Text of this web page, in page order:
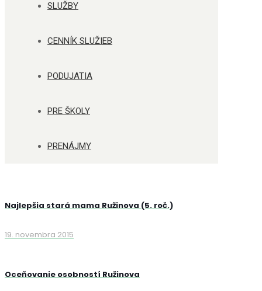
SLUŽBY
CENNÍK SLUŽIEB
PODUJATIA
PRE ŠKOLY
PRENÁJMY
Najlepšia stará mama Ružinova (5. roč.)
19. novembra 2015
Oceňovanie osobností Ružinova